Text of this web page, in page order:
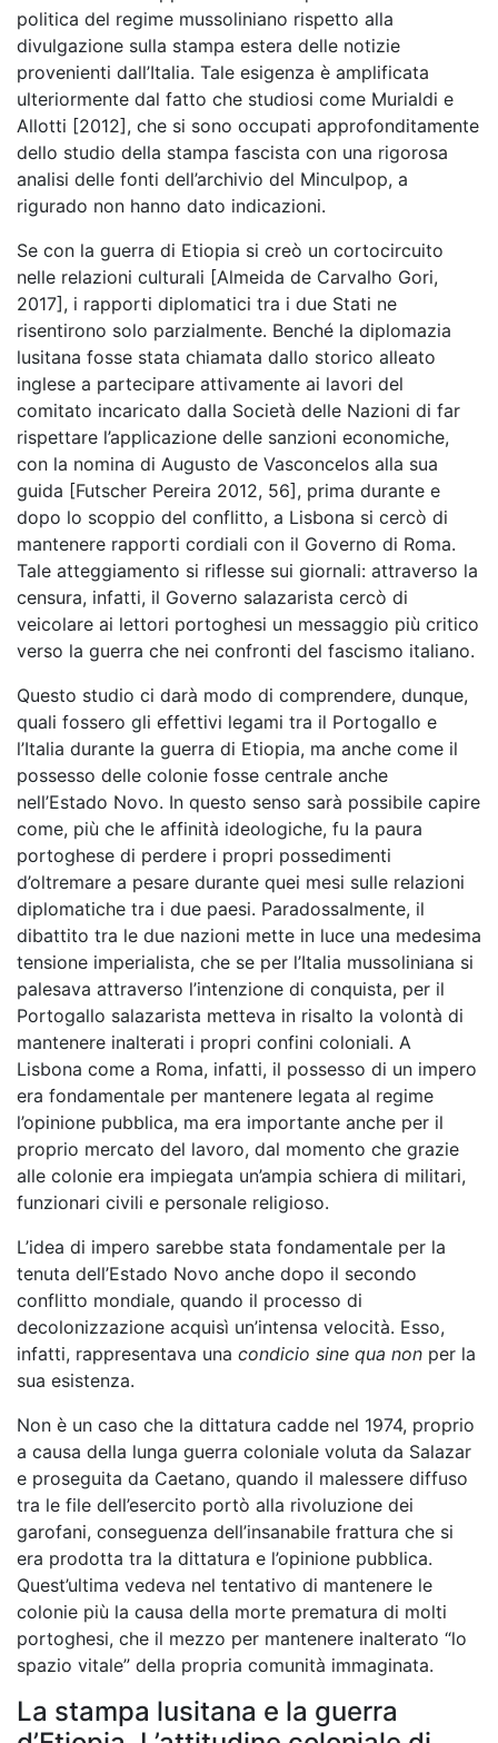
politica del regime mussoliniano rispetto alla
divulgazione sulla stampa estera delle notizie
provenienti dall’Italia. Tale esigenza è amplificata
ulteriormente dal fatto che studiosi come Murialdi e
Allotti [2012], che si sono occupati approfonditamente
dello studio della stampa fascista con una rigorosa
analisi delle fonti dell’archivio del Minculpop, a
rigurado non hanno dato indicazioni.
Se con la guerra di Etiopia si creò un cortocircuito
nelle relazioni culturali [Almeida de Carvalho Gori,
2017], i rapporti diplomatici tra i due Stati ne
risentirono solo parzialmente. Benché la diplomazia
lusitana fosse stata chiamata dallo storico alleato
inglese a partecipare attivamente ai lavori del
comitato incaricato dalla Società delle Nazioni di far
rispettare l’applicazione delle sanzioni economiche,
con la nomina di Augusto de Vasconcelos alla sua
guida [Futscher Pereira 2012, 56], prima durante e
dopo lo scoppio del conflitto, a Lisbona si cercò di
mantenere rapporti cordiali con il Governo di Roma.
Tale atteggiamento si riflesse sui giornali: attraverso la
censura, infatti, il Governo salazarista cercò di
veicolare ai lettori portoghesi un messaggio più critico
verso la guerra che nei confronti del fascismo italiano.
Questo studio ci darà modo di comprendere, dunque,
quali fossero gli effettivi legami tra il Portogallo e
l’Italia durante la guerra di Etiopia, ma anche come il
possesso delle colonie fosse centrale anche
nell’Estado Novo. In questo senso sarà possibile capire
come, più che le affinità ideologiche, fu la paura
portoghese di perdere i propri possedimenti
d’oltremare a pesare durante quei mesi sulle relazioni
diplomatiche tra i due paesi. Paradossalmente, il
dibattito tra le due nazioni mette in luce una medesima
tensione imperialista, che se per l’Italia mussoliniana si
palesava attraverso l’intenzione di conquista, per il
Portogallo salazarista metteva in risalto la volontà di
mantenere inalterati i propri confini coloniali. A
Lisbona come a Roma, infatti, il possesso di un impero
era fondamentale per mantenere legata al regime
l’opinione pubblica, ma era importante anche per il
proprio mercato del lavoro, dal momento che grazie
alle colonie era impiegata un’ampia schiera di militari,
funzionari civili e personale religioso.
L’idea di impero sarebbe stata fondamentale per la
tenuta dell’Estado Novo anche dopo il secondo
conflitto mondiale, quando il processo di
decolonizzazione acquisì un’intensa velocità. Esso,
infatti, rappresentava una condicio sine qua non per la
sua esistenza.
Non è un caso che la dittatura cadde nel 1974, proprio
a causa della lunga guerra coloniale voluta da Salazar
e proseguita da Caetano, quando il malessere diffuso
tra le file dell’esercito portò alla rivoluzione dei
garofani, conseguenza dell’insanabile frattura che si
era prodotta tra la dittatura e l’opinione pubblica.
Quest’ultima vedeva nel tentativo di mantenere le
colonie più la causa della morte prematura di molti
portoghesi, che il mezzo per mantenere inalterato “lo
spazio vitale” della propria comunità immaginata.
La stampa lusitana e la guerra